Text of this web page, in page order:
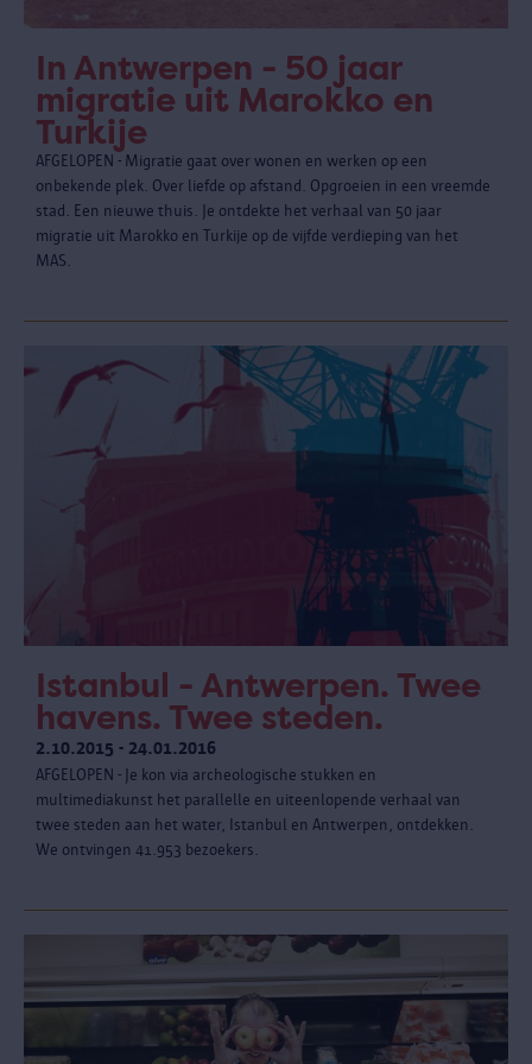
In Antwerpen - 50 jaar
migratie uit Marokko en
Turkije
AFGELOPEN - Migratie gaat over wonen en werken op een
onbekende plek. Over liefde op afstand. Opgroeien in een vreemde
stad. Een nieuwe thuis. Je ontdekte het verhaal van 50 jaar
migratie uit Marokko en Turkije op de vijfde verdieping van het
MAS.
Istanbul - Antwerpen. Twee
havens. Twee steden.
2.10.2015 - 24.01.2016
AFGELOPEN - Je kon via archeologische stukken en
multimediakunst het parallelle en uiteenlopende verhaal van
twee steden aan het water, Istanbul en Antwerpen, ontdekken.
We ontvingen 41.953 bezoekers.